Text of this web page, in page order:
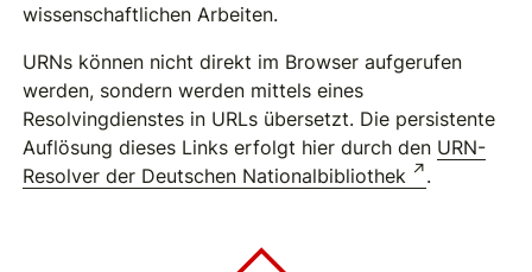
wissenschaftlichen Arbeiten.
URNs können nicht direkt im Browser aufgerufen
werden, sondern werden mittels eines
Resolvingdienstes in URLs übersetzt. Die persistente
Auflösung dieses Links erfolgt hier durch den URN-
Resolver der Deutschen Nationalbibliothek
.